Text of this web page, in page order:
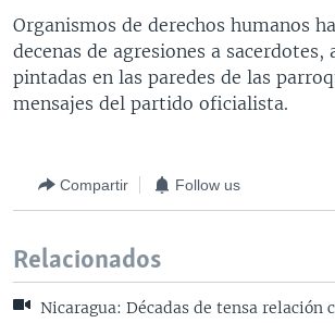
Organismos de derechos humanos
decenas de agresiones a sacerdotes,
pintadas en las paredes de las
mensajes del partido oficialista.
Compartir Follow us
Relacionados
Nicaragua: Décadas de tensa relación